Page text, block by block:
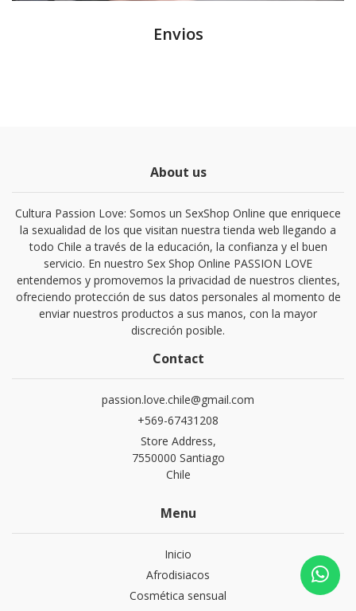
Envios
About us
Cultura Passion Love: Somos un SexShop Online que enriquece
la sexualidad de los que visitan nuestra tienda web llegando a
todo Chile a través de la educación, la confianza y el buen
servicio. En nuestro Sex Shop Online PASSION LOVE
entendemos y promovemos la privacidad de nuestros clientes,
ofreciendo protección de sus datos personales al momento de
enviar nuestros productos a sus manos, con la mayor
discreción posible.
Contact
passion.love.chile@gmail.com
+569-67431208
Store Address,
7550000 Santiago
Chile
Menu
Inicio
Afrodisiacos
Cosmética sensual